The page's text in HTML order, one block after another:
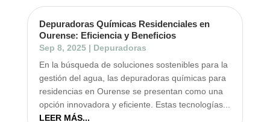
Depuradoras Químicas Residenciales en
Ourense: Eficiencia y Beneficios
Sep 8, 2025| Depuradoras
En la búsqueda de soluciones sostenibles para la
gestión del agua, las depuradoras químicas para
residencias en Ourense se presentan como una
opción innovadora y eficiente. Estas tecnologías...
LEER MÁS...